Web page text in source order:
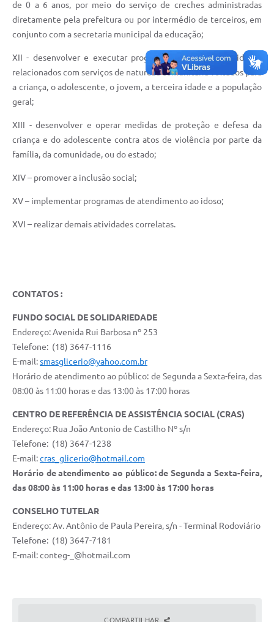
de 0 a 6 anos, por meio do serviço de creches administradas
diretamente pela prefeitura ou por intermédio de terceiros, em
conjunto com a secretaria municipal da educação;
XII - desenvolver e executar programas, projetos e atividades
relacionados com serviços de natureza comunitária voltados para
a criança, o adolescente, o jovem, a terceira idade e a população
geral;
XIII - desenvolver e operar medidas de proteção e defesa da
criança e do adolescente contra atos de violência por parte da
família, da comunidade, ou do estado;
XIV – promover a inclusão social;
XV – implementar programas de atendimento ao idoso;
XVI – realizar demais atividades correlatas.
CONTATOS :
FUNDO SOCIAL DE SOLIDARIEDADE
Endereço: Avenida Rui Barbosa nº 253
Telefone: (18) 3647-1116
E-mail:smasglicerio@yahoo.com.br
Horário de atendimento ao público: de Segunda a Sexta-feira, das
08:00 às 11:00 horas e das 13:00 às 17:00 horas
CENTRO DE REFERÊNCIA DE ASSISTÊNCIA SOCIAL (CRAS)
Endereço: Rua João Antonio de Castilho Nº s/n
Telefone: (18) 3647-1238
E-mail:cras_glicerio@hotmail.com
Horário de atendimento ao público: de Segunda a Sexta-feira,
das 08:00 às 11:00 horas e das 13:00 às 17:00 horas
CONSELHO TUTELAR
Endereço: Av. Antônio de Paula Pereira, s/n - Terminal Rodoviário
Telefone: (18) 3647-7181
E-mail:conteg-_@hotmail.com
COMPARTILHAR